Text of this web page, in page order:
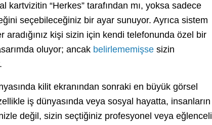
kartvizitin “Herkes” tarafından mı, yoksa sadece
seçebileceğiniz bir ayar sunuyor. Ayrıca sistem
aradığınız kişi sizin için kendi telefonunda özel bir
oluyor; ancak belirlememişse sizin
kilit ekranından sonraki en büyük görsel
iş dünyasında veya sosyal hayatta, insanların
değil, sizin seçtiğiniz profesyonel veya eğlenceli